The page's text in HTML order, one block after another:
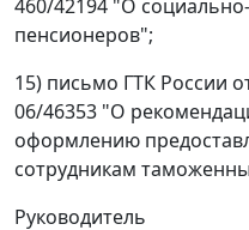
460/42194 "О
пенсионеров";
15) письмо ГТК России
06/46353 "О
оформлению
сотрудникам
Руководитель